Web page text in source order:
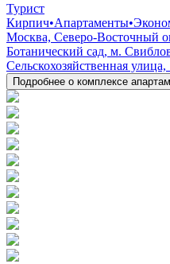
Турист
Кирпич•Апартаменты•
Москва, Северо-Восточный
Ботанический сад, м.
Сельскохозяйственная улица,
Подробнее о комплексе